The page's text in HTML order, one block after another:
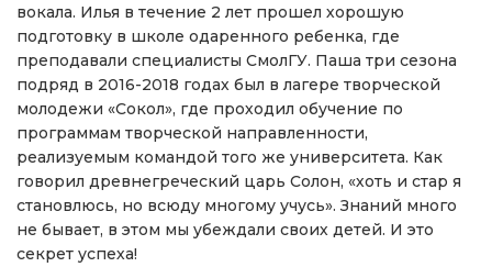
вокала. Илья в течение 2 лет прошел хорошую
подготовку в школе одаренного ребенка, где
преподавали специалисты СмолГУ. Паша три сезона
подряд в 2016-2018 годах был в лагере творческой
молодежи «Сокол», где проходил обучение по
программам творческой направленности,
реализуемым командой того же университета. Как
говорил древнегреческий царь Солон, «хоть и стар я
становлюсь, но всюду многому учусь». Знаний много
не бывает, в этом мы убеждали своих детей. И это
секрет успеха!